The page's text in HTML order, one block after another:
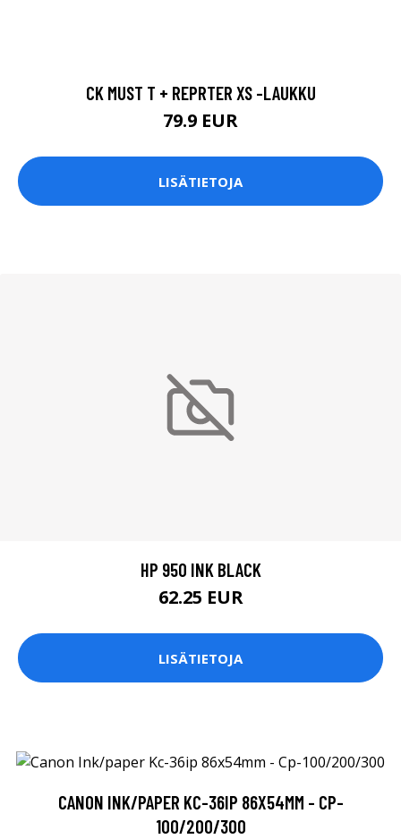
CK MUST T + REPRTER XS -LAUKKU
79.9 EUR
LISÄTIETOJA
HP 950 INK BLACK
62.25 EUR
LISÄTIETOJA
CANON INK/PAPER KC-36IP 86X54MM - CP-
100/200/300